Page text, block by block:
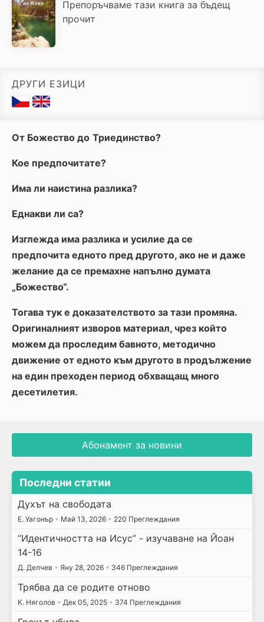
Препоръчваме тази книга за бъдещ
прочит
ДРУГИ ЕЗИЦИ
От Божество до Триединство?
Кое предпочитате?
Има ли наистина разлика?
Еднакви ли са?
Изглежда има разлика и усилие да се
предпочита едното пред другото, ако не и даже
желание да се премахне напълно думата
„Божество“.
Тогава тук е доказателството за тази промяна.
Оригиналният изворов материал, чрез който
можем да проследим бавното, методично
движение от едното към другото в продължение
на един преходен период обхващащ много
десетилетия.
Абонамент за новини
Последни статии
Духът на свободата
E. Уагонър • Май 13, 2026 • 220 Преглеждания
“Идентичността на Исус” - изучаване на Йоан
14-16
Д. Делчев • Яну 28, 2026 • 346 Преглеждания
Трябва да се родите отново
К. Няголов • Дек 05, 2025 • 374 Преглеждания